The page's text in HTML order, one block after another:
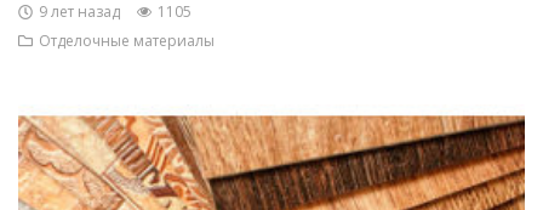
9 лет назад
1105
Отделочные материалы